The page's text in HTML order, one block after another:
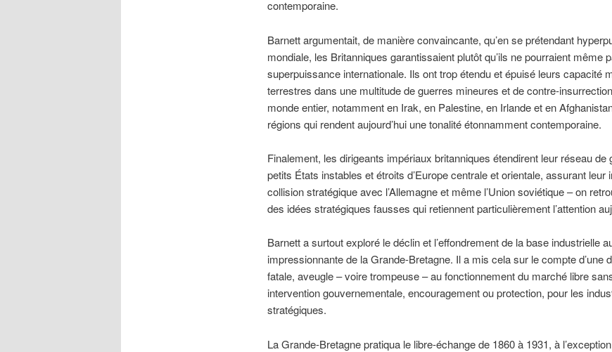
contemporaine.
Barnett argumentait, de manière convaincante, qu’en se prétendant
mondiale, les Britanniques garantissaient plutôt qu’ils ne pourraient même
superpuissance internationale. Ils ont trop étendu et épuisé leurs capacité
terrestres dans une multitude de guerres mineures et de contre-
monde entier, notamment en Irak, en Palestine, en Irlande et en
régions qui rendent aujourd’hui une tonalité étonnamment contemporaine.
Finalement, les dirigeants impériaux britanniques étendirent leur réseau de
petits États instables et étroits d’Europe centrale et orientale, assurant leur
collision stratégique avec l’Allemagne et même l’Union soviétique – on
des idées stratégiques fausses qui retiennent particulièrement l’attention
Barnett a surtout exploré le déclin et l’effondrement de la base industrielle
impressionnante de la Grande-Bretagne. Il a mis cela sur le compte d’une
fatale, aveugle – voire trompeuse – au fonctionnement du marché libre
intervention gouvernementale, encouragement ou protection, pour les
stratégiques.
La Grande-Bretagne pratiqua le libre-échange de 1860 à 1931, à